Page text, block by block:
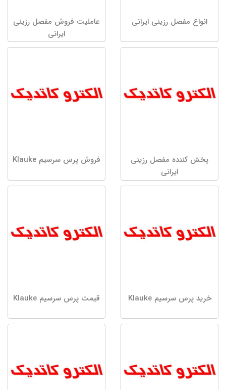
انواع مفصل رزینی ایرانی
عاملیت فروش مفصل رزینی
ایرانی
پخش کننده مفصل رزینی
ایرانی
فروش پرس سرسیم Klauke
خرید پرس سرسیم Klauke قیمت پرس سرسیم Klauke